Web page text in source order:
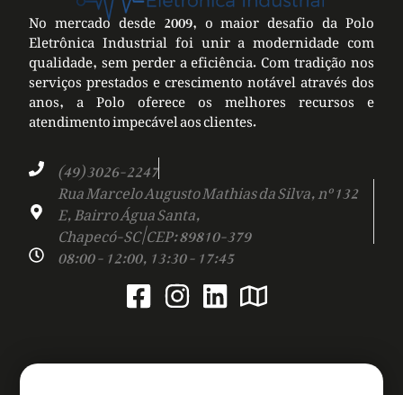
No mercado desde 2009, o maior desafio da Polo
Eletrônica Industrial foi unir a modernidade com
qualidade, sem perder a eficiência. Com tradição nos
serviços prestados e crescimento notável através dos
anos, a Polo oferece os melhores recursos e
atendimento impecável aos clientes.
(49) 3026-2247
Rua Marcelo Augusto Mathias da Silva, nº 132
E, Bairro Água Santa,
Chapecó-SC | CEP: 89810-379
08:00 - 12:00, 13:30 - 17:45